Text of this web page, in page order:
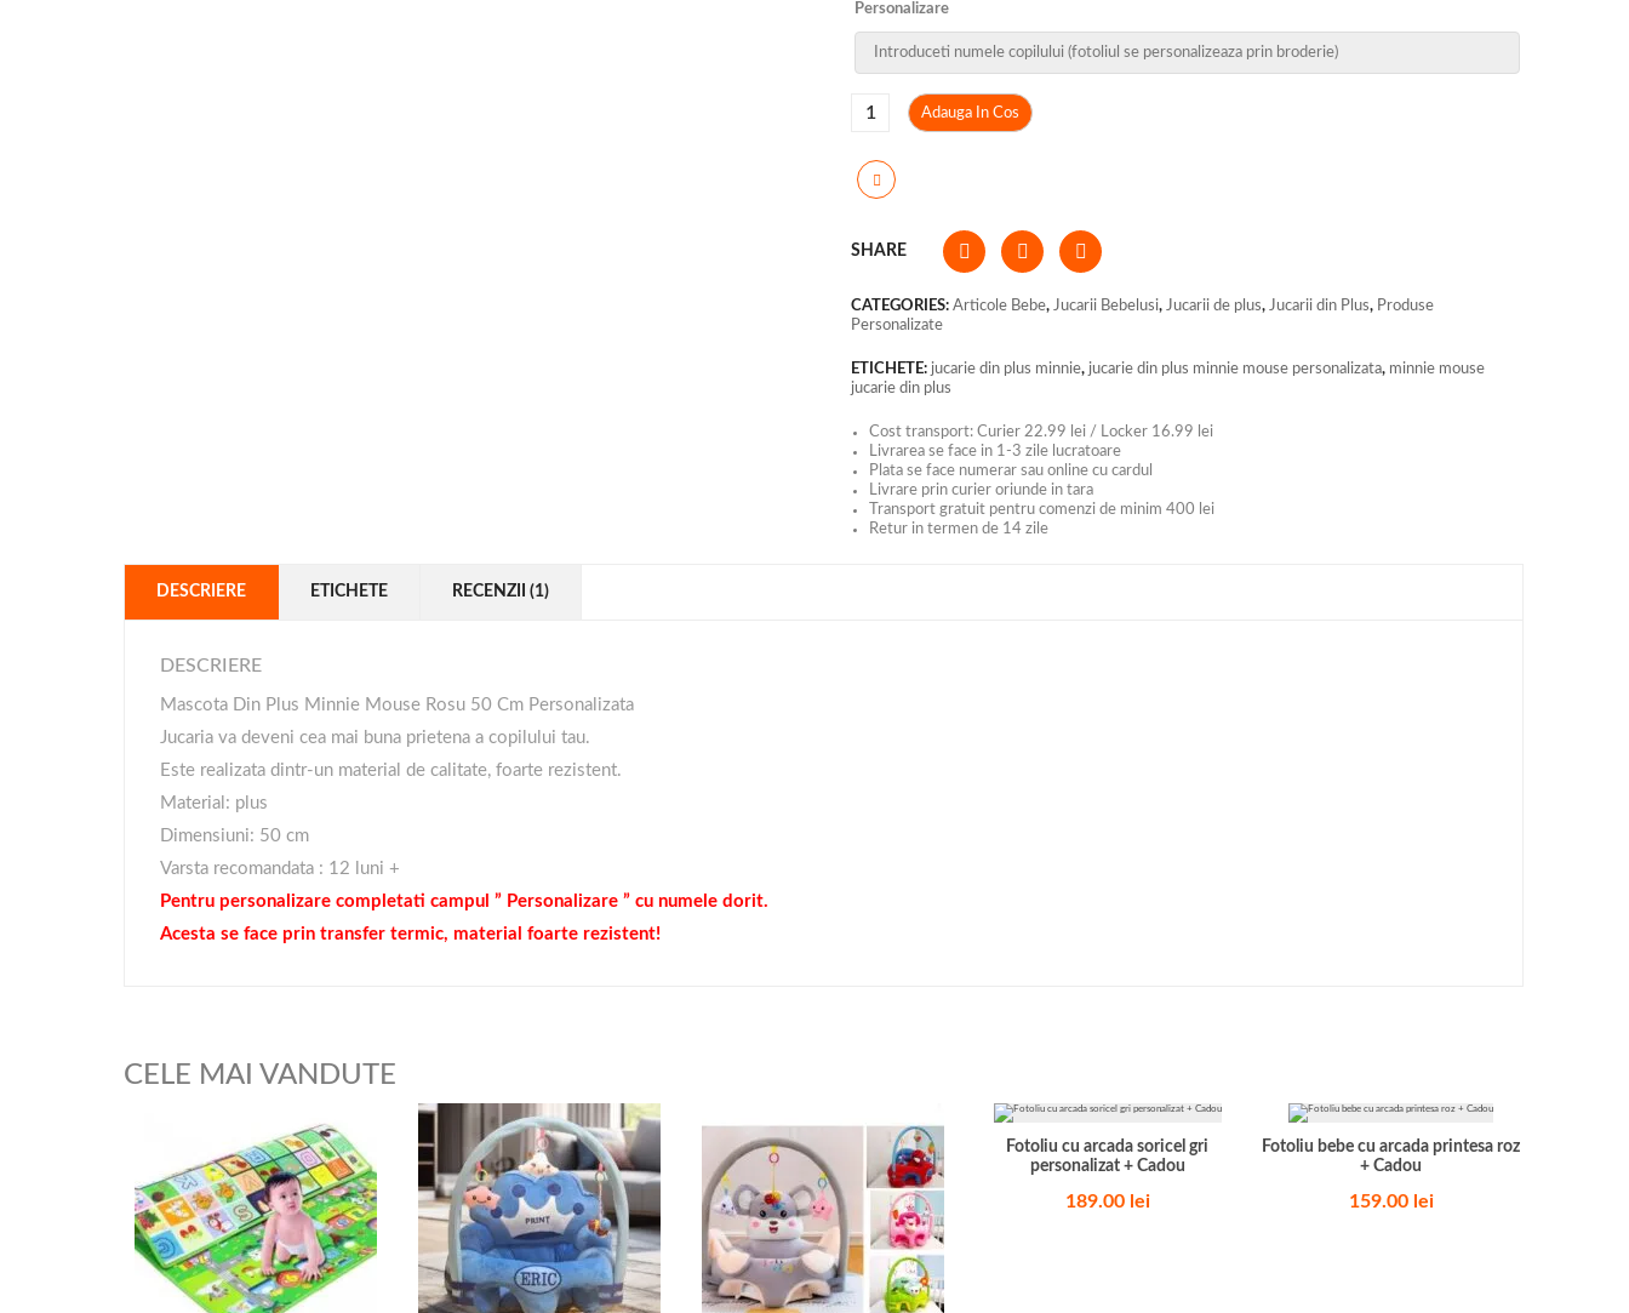
Personalizare
Adauga In Cos
SHARE
CATEGORIES: Articole Bebe, Jucarii Bebelusi, Jucarii de plus, Jucarii din Plus, Produse
Personalizate
ETICHETE: jucarie din plus minnie, jucarie din plus minnie mouse personalizata, minnie mouse
jucarie din plus
Cost transport: Curier 22.99 lei / Locker 16.99 lei
Livrarea se face in 1-3 zile lucratoare
Plata se face numerar sau online cu cardul
Livrare prin curier oriunde in tara
Transport gratuit pentru comenzi de minim 400 lei
Retur in termen de 14 zile
DESCRIERE ETICHETE RECENZII (1)
DESCRIERE
Mascota Din Plus Minnie Mouse Rosu 50 Cm Personalizata
Jucaria va deveni cea mai buna prietena a copilului tau.
Este realizata dintr-un material de calitate, foarte rezistent.
Material: plus
Dimensiuni: 50 cm
Varsta recomandata : 12 luni +
Pentru personalizare completati campul ” Personalizare ” cu numele dorit.
Acesta se face prin transfer termic, material foarte rezistent!
CELE MAI VANDUTE
Fotoliu cu arcada soricel gri
personalizat + Cadou
189.00 lei
Fotoliu bebe cu arcada printesa roz
+ Cadou
159.00 lei